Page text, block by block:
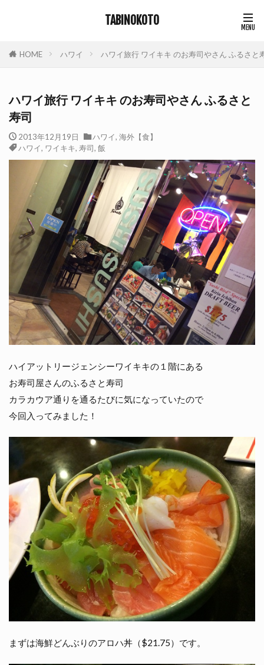
TABINOKOTO
HOME ハワイ ハワイ旅行 ワイキキ のお寿司やさん ふるさと
ハワイ旅行 ワイキキ のお寿司やさん ふるさと
寿司
2013年12月19日 ハワイ, 海外【食】
ハワイ, ワイキキ, 寿司, 飯
ハイアットリージェンシーワイキキの１階にある
お寿司屋さんのふるさと寿司
カラカウア通りを通るたびに気になっていたので
今回入ってみました！
まずは海鮮どんぶりのアロハ丼（$21.75）です。